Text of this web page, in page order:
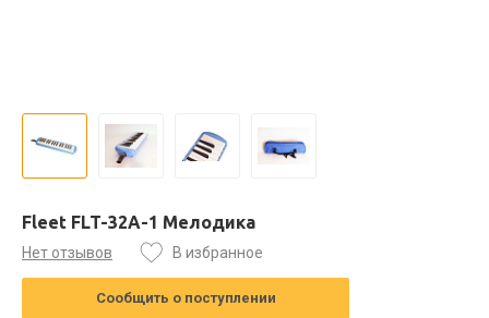
Fleet FLT-32A-1 Мелодика
Нет отзывов В избранное
Сообщить о поступлении